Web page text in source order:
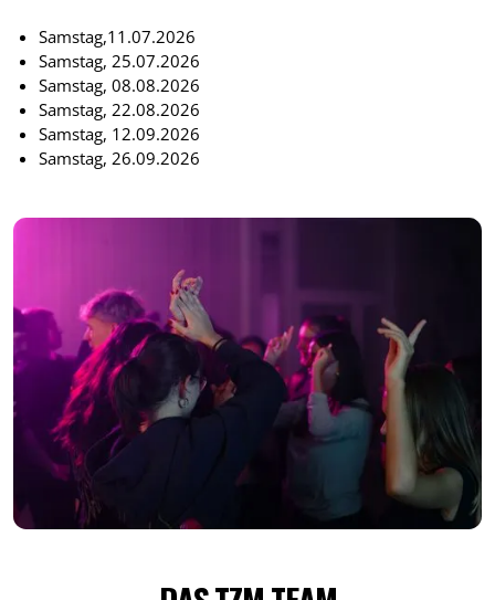
Samstag,11.07.2026
Samstag, 25.07.2026
Samstag, 08.08.2026
Samstag, 22.08.2026
Samstag, 12.09.2026
Samstag, 26.09.2026